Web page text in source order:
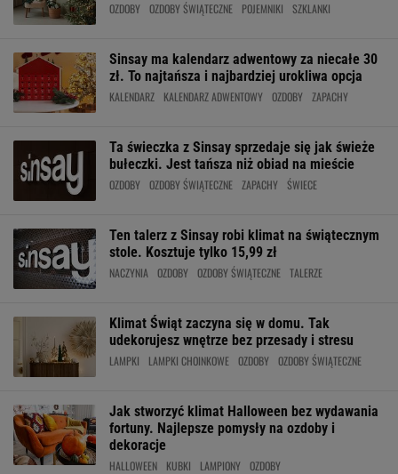
OZDOBY OZDOBY ŚWIĄTECZNE POJEMNIKI SZKLANKI
Sinsay ma kalendarz adwentowy za niecałe 30
zł. To najtańsza i najbardziej urokliwa opcja
KALENDARZ KALENDARZ ADWENTOWY OZDOBY ZAPACHY
Ta świeczka z Sinsay sprzedaje się jak świeże
bułeczki. Jest tańsza niż obiad na mieście
OZDOBY OZDOBY ŚWIĄTECZNE ZAPACHY ŚWIECE
Ten talerz z Sinsay robi klimat na świątecznym
stole. Kosztuje tylko 15,99 zł
NACZYNIA OZDOBY OZDOBY ŚWIĄTECZNE TALERZE
Klimat Świąt zaczyna się w domu. Tak
udekorujesz wnętrze bez przesady i stresu
LAMPKI LAMPKI CHOINKOWE OZDOBY OZDOBY ŚWIĄTECZNE
Jak stworzyć klimat Halloween bez wydawania
fortuny. Najlepsze pomysły na ozdoby i
dekoracje
HALLOWEEN KUBKI LAMPIONY OZDOBY